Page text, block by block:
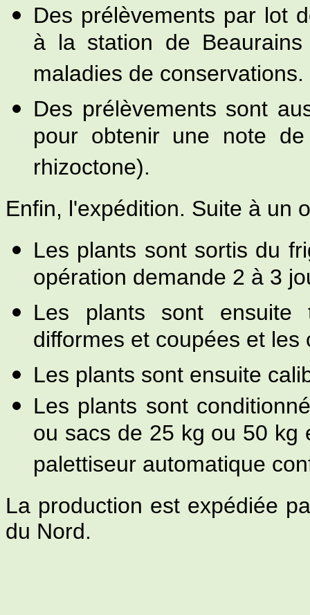
Des prélèvements par lot
à la station de
maladies de conservations.
Des prélèvements sont
pour obtenir une note
rhizoctone).
Enfin, l'expédition. Suite à un
Les plants sont sortis du
opération demande 2 à 3
Les plants sont ensuite
difformes et coupées et les
Les plants sont ensuite
Les plants sont
ou sacs de 25 kg ou 50
palettiseur automatique
La production est expédiée
du Nord.